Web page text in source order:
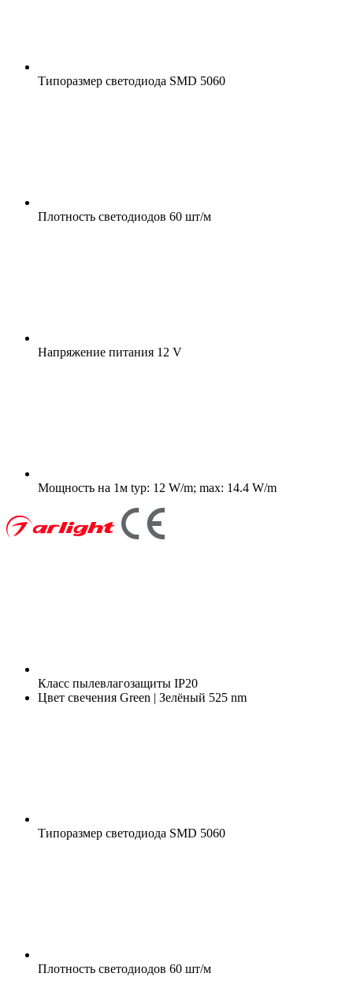
Типоразмер светодиода SMD 5060
Плотность светодиодов 60 шт/м
Напряжение питания 12 V
Мощность на 1м typ: 12 W/m; max: 14.4 W/m
Класс пылевлагозащиты IP20
Цвет свечения Green | Зелёный 525 nm
Типоразмер светодиода SMD 5060
Плотность светодиодов 60 шт/м